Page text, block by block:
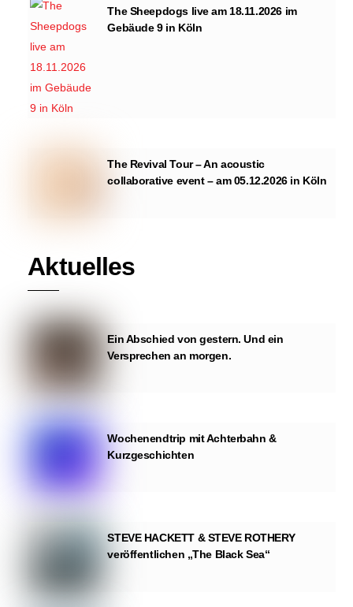
The Sheepdogs live am 18.11.2026 im
Gebäude 9 in Köln
The Revival Tour – An acoustic
collaborative event – am 05.12.2026 in Köln
Aktuelles
Ein Abschied von gestern. Und ein
Versprechen an morgen.
Wochenendtrip mit Achterbahn &
Kurzgeschichten
STEVE HACKETT & STEVE ROTHERY
veröffentlichen „The Black Sea“